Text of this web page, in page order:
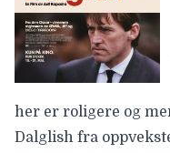
her er roligere og
Dalglish fra